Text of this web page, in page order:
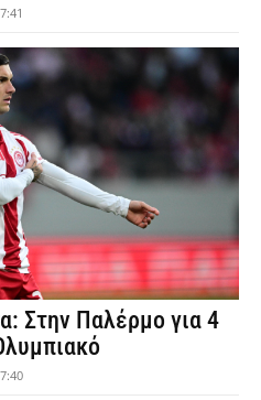
Στην Παλέρμο για 4